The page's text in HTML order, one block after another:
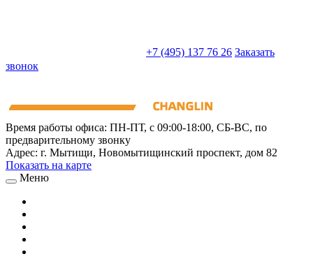
+7 (495) 137 76 26 Заказать
звонок
Время работы офиса: ПН-ПТ, с 09:00-18:00, СБ-ВС, по
предварительному звонку
Адрес: г. Мытищи, Новомытищинский проспект, дом 82
Показать на карте
Меню